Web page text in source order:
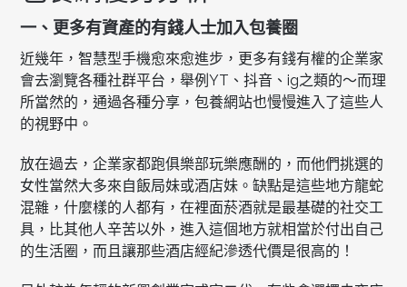
一、更多有資產的有錢人士加入包養圈
近幾年，智慧型手機愈來愈進步，更多有錢有權的企業家
會去瀏覽各種社群平台，舉例YT、抖音、ig之類的～而理
所當然的，通過各種分享，包養網站也慢慢進入了這些人
的視野中。
放在過去，企業家都跑俱樂部玩樂應酬的，而他們挑選的
女性當然大多來自飯局妹或酒店妹。缺點是這些地方龍蛇
混雜，什麼樣的人都有，在裡面菸酒就是最基礎的社交工
具，比其他人辛苦以外，進入這個地方就相當於付出自己
的生活圈，而且讓那些酒店經紀滲透代價是很高的！